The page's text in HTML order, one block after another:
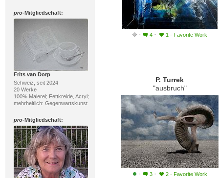
pro-Mitgliedschaft:
Frits van Dorp
Schweiz, seit 2024
20 Werke
100% Malerei; Fettkreide, Acryl;
mehrheitlich: Gegenwartskunst
pro-Mitgliedschaft:
· 4 · 1 · Favorite Work
P. Turrek
"ausbruch"
· 3 · 2 · Favorite Work